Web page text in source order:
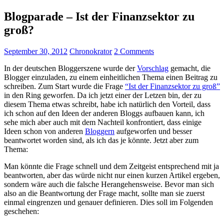
Blogparade – Ist der Finanzsektor zu
groß?
September 30, 2012 Chronokrator 2 Comments
In der deutschen Bloggerszene wurde derVorschlag gemacht, die
Blogger einzuladen, zu einem einheitlichen Thema einen Beitrag zu
schreiben. Zum Start wurde die Frage “Ist der Finanzsektor zu groß”
in den Ring geworfen. Da ich jetzt einer der Letzen bin, der zu
diesem Thema etwas schreibt, habe ich natürlich den Vorteil, dass
ich schon auf den Ideen der anderen Bloggs aufbauen kann, ich
sehe mich aber auch mit dem Nachteil konfrontiert, dass einige
Ideen schon von anderen Bloggern aufgeworfen und besser
beantwortet worden sind, als ich das je könnte. Jetzt aber zum
Thema:
Man könnte die Frage schnell und dem Zeitgeist entsprechend mit ja
beantworten, aber das würde nicht nur einen kurzen Artikel ergeben,
sondern wäre auch die falsche Herangehensweise. Bevor man sich
also an die Beantwortung der Frage macht, sollte man sie zuerst
einmal eingrenzen und genauer definieren. Dies soll im Folgenden
geschehen: